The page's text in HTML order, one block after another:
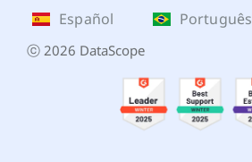
Español Português
ⓒ 2026 DataScope